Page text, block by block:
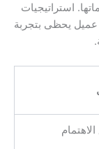
استراتيجيات
عميل يحظى بتجربة